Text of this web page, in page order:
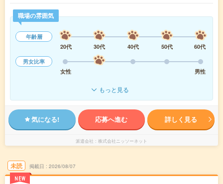
職場の雰囲気
年齢層
20代
30代 40代 50代
60代
男女比率
女性
男性
もっと見る
気になる! 応募へ進む 詳しく見る
派遣会社 株式会社ニッソーネット
未読
NEW
掲載日 2026/08/07